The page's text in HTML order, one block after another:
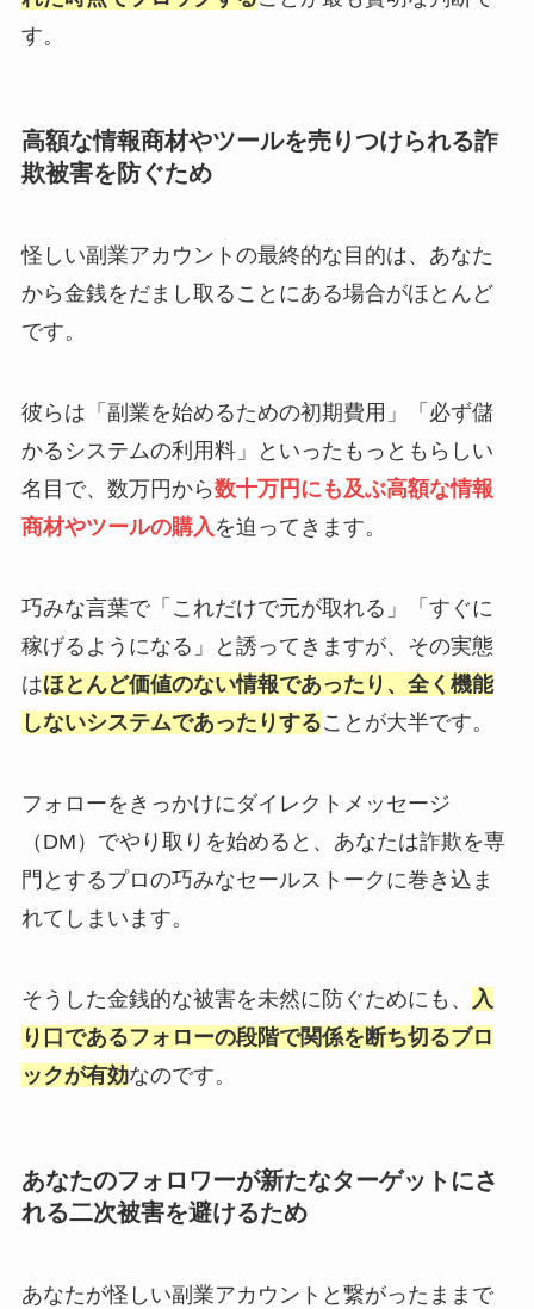
す。
高額な情報商材やツールを売りつけられる詐
欺被害を防ぐため
怪しい副業アカウントの最終的な目的は、あなた
から金銭をだまし取ることにある場合がほとんど
です。
彼らは「副業を始めるための初期費用」「必ず儲
かるシステムの利用料」といったもっともらしい
名目で、数万円から数十万円にも及ぶ高額な情報
商材やツールの購入を迫ってきます。
巧みな言葉で「これだけで元が取れる」「すぐに
稼げるようになる」と誘ってきますが、その実態
はほとんど価値のない情報であったり、全く機能
しないシステムであったりすることが大半です。
フォローをきっかけにダイレクトメッセージ
（DM）でやり取りを始めると、あなたは詐欺を専
門とするプロの巧みなセールストークに巻き込ま
れてしまいます。
そうした金銭的な被害を未然に防ぐためにも、
入
り口であるフォローの段階で関係を断ち切るブロ
ックが有効なのです。
あなたのフォロワーが新たなターゲットにさ
れる二次被害を避けるため
あなたが怪しい副業アカウントと繋がったままで